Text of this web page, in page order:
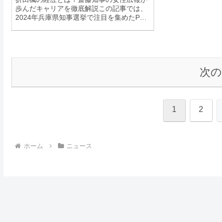
歩んだキャリアを徹底解説この記事では、
2024年兵庫県知事選挙で注目を集めたPR
次
1 2
ホーム ニュース